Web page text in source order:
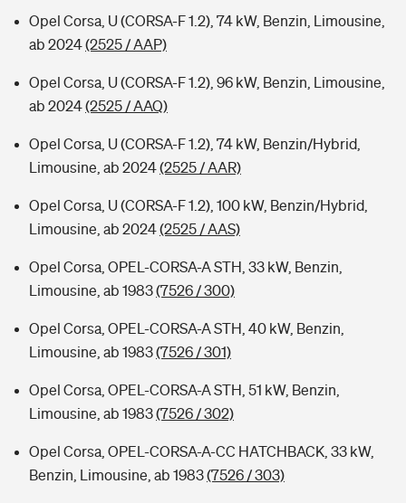
Opel Corsa, U (CORSA-F 1.2), 74 kW, Benzin, Limousine,
ab 2024(2525 / AAP)
Opel Corsa, U (CORSA-F 1.2), 96 kW, Benzin, Limousine,
ab 2024(2525 / AAQ)
Opel Corsa, U (CORSA-F 1.2), 74 kW, Benzin/Hybrid,
Limousine, ab 2024(2525 / AAR)
Opel Corsa, U (CORSA-F 1.2), 100 kW, Benzin/Hybrid,
Limousine, ab 2024(2525 / AAS)
Opel Corsa, OPEL-CORSA-A STH, 33 kW, Benzin,
Limousine, ab 1983(7526 / 300)
Opel Corsa, OPEL-CORSA-A STH, 40 kW, Benzin,
Limousine, ab 1983(7526 / 301)
Opel Corsa, OPEL-CORSA-A STH, 51 kW, Benzin,
Limousine, ab 1983(7526 / 302)
Opel Corsa, OPEL-CORSA-A-CC HATCHBACK, 33 kW,
Benzin, Limousine, ab 1983(7526 / 303)